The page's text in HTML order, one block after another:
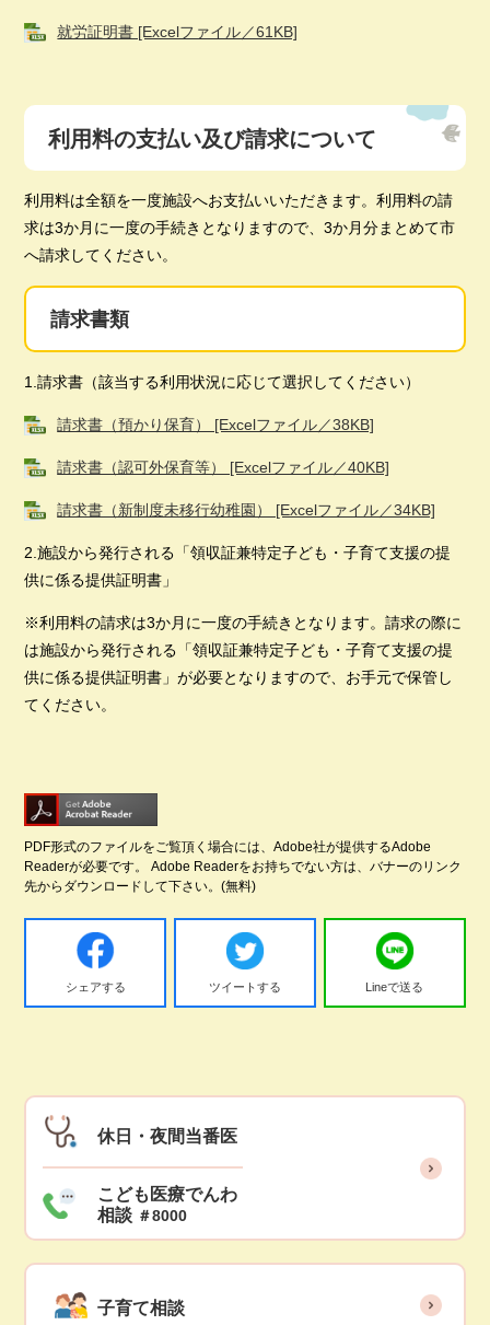
就労証明書 [Excelファイル／61KB]
利用料の支払い及び請求について
利用料は全額を一度施設へお支払いいただきます。利用料の請
求は3か月に一度の手続きとなりますので、3か月分まとめて市
へ請求してください。
請求書類
1.請求書（該当する利用状況に応じて選択してください）
請求書（預かり保育） [Excelファイル／38KB]
請求書（認可外保育等） [Excelファイル／40KB]
請求書（新制度未移行幼稚園） [Excelファイル／34KB]
2.施設から発行される「領収証兼特定子ども・子育て支援の提
供に係る提供証明書」
※利用料の請求は3か月に一度の手続きとなります。請求の際に
は施設から発行される「領収証兼特定子ども・子育て支援の提
供に係る提供証明書」が必要となりますので、お手元で保管し
てください。
PDF形式のファイルをご覧頂く場合には、Adobe社が提供するAdobe
Readerが必要です。
Adobe Readerをお持ちでない方は、バナーのリンク
先からダウンロードして下さい。(無料)
シェアする ツイートする Lineで送る
休日・夜間当番医
こども医療でんわ
相談 ＃8000
子育て相談